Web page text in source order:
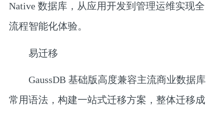
Native 数据库，从应用开发到管理运维实现全
流程智能化体验。
‎易迁移
GaussDB 基础版高度兼容主流商业数据库
常用语法，构建一站式迁移方案，整体迁移成